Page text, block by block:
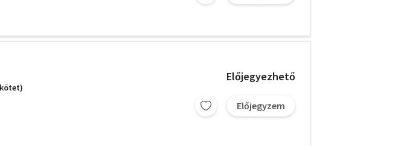
Előjegyezhető
Előjegyzem